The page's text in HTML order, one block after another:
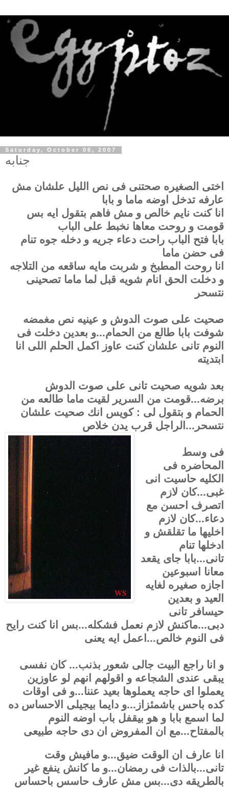
Saturday, October 06, 2007
جنابه
اختى الصغيره صحتنى فى نص الليل علشان مش
عارفه تدخل اوضه ماما و بابا
انا كنت نايم خالص و مش فاهم بتقول ايه بس
قومت و روحت معاها نخبط على الباب
بابا فتح الباب راحت دعاء جريه و دخله جوه تنام
فى حضن ماما
انا روحت المطبخ و شربت مايه ساقعه من التلاجه
و دخلت الحق انام شويه قبل لما ماما تصحينى
نتسحر
صحيت على صوت الدوش و عينيه نص مغمضه
شوفت بابا طالع من الحمام...و بعدين دخلت فى
النوم تانى علشان كنت عاوز اكمل الحلم اللى انا
ابتديته
بعد شويه صحيت تانى على صوت الدوش
برضه...قومت من السرير لقيت ماما طالعه من
الحمام و بتقول لى : كويس انك صحيت علشان
نتسحر...الراجل قرب يدن خلاص
فى وسط
المحاضره فى
الكليه حاسيت انى
غبى...كان لازم
اتصرف احسن مع
دعاء...كان لازم
اخليها ما تقلقش و
ادخلها تنام
تانى...بابا جاى يقعد
معانا اسبوعين
اجازه صغيره لغايه
العيد و بعدين
حيسافر تانى
دبى...ماكنش لازم نعمل فشكله...بس انا كنت رايح
فى النوم خالص...اعمل ايه يعنى
و انا راجع البيت جالى شعور بذنب... كان نفسى
يبقى عندى الشجاعه و اقولهم انهم لو عاوزين
يعملوا اى حاجه يعملوها بعيد عننا...و فى اوقات
كده باحس باشمئزاز...و دايما بيجيلى الاحساس ده
لما اسمع بابا و هو بيقفل باب اوضه النوم
بالمفتاح...مع ان المفروض ان دى حاجه طبيعى
انا عارف ان الوقت ضيق...و مافيش وقت
تانى...بالذات فى رمضان...و ما كانش ينفع غير
بالطريقه دى...بس مش عارف حاسس باحساس